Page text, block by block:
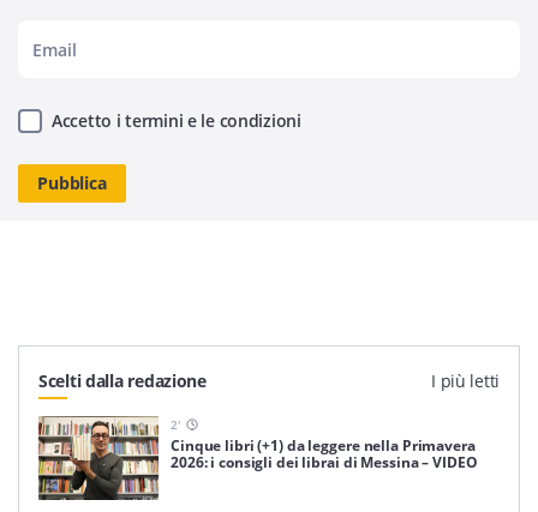
Accetto i termini e le condizioni
Scelti dalla redazione I più letti
2'
Cinque libri (+1) da leggere nella Primavera
2026: i consigli dei librai di Messina – VIDEO